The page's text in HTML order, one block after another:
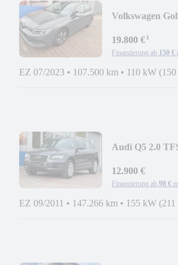
Volkswagen
19.800 €¹
Finanzierung ab 150 €
EZ 07/2023 • 107.500 km • 110 kW (150
Audi Q5 2.0
12.900 €
Finanzierung ab 98 €
EZ 09/2011 • 147.266 km • 155 kW (211